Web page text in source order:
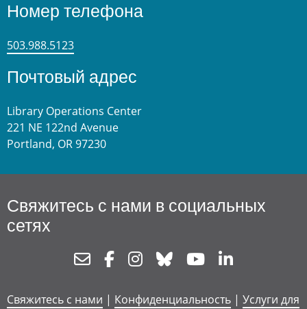
Номер телефона
503.988.5123
Почтовый адрес
Library Operations Center
221 NE 122nd Avenue
Portland, OR 97230
Свяжитесь с нами в социальных
сетях
NewsletterFacebookInstagram
Bluesky Youtube
Свяжитесь с нами | Конфиденциальность | Услуги для